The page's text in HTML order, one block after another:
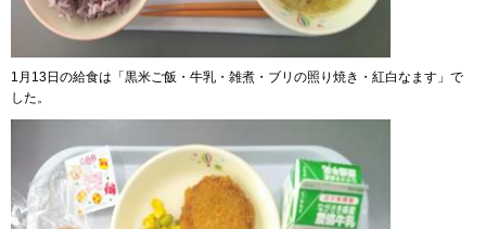
1月13日の給食は「黒米ご飯・牛乳・雑煮・ブリの照り焼き・紅白なます」で
した。